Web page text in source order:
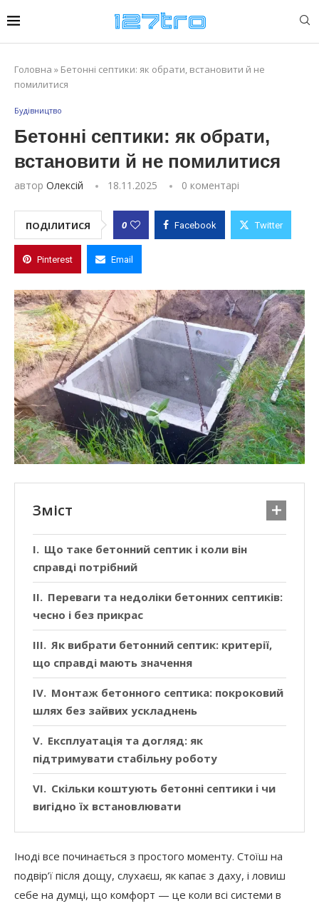
Головна » Бетонні септики: як обрати, встановити й не
помилитися
Будівництво
Бетонні септики: як обрати,
встановити й не помилитися
автор Олексій 18.11.2025 0 коментарі
ПОДІЛИТИСЯ 0 Facebook Twitter
Pinterest Email
Зміст
Що таке бетонний септик і коли він
справді потрібний
Переваги та недоліки бетонних септиків:
чесно і без прикрас
Як вибрати бетонний септик: критерії,
що справді мають значення
Монтаж бетонного септика: покроковий
шлях без зайвих ускладнень
Експлуатація та догляд: як
підтримувати стабільну роботу
Скільки коштують бетонні септики і чи
вигідно їх встановлювати
Іноді все починається з простого моменту. Стоїш на
подвір’ї після дощу, слухаєш, як капає з даху, і ловиш
себе на думці, що комфорт — це коли всі системи в